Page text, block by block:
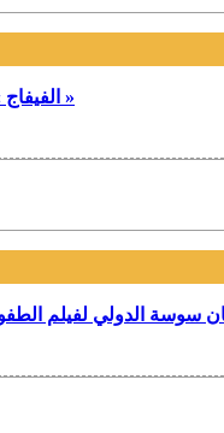
« الفيفاج » في دورته الـ15: سينما الطفولة والشباب تشعّ من سوسة بهوية بصرية مستلهمة من إرث « حضرموت »
لفيلم الطفولة والشباب الدورة 15 التفاصيل مع ايمن الجليلي